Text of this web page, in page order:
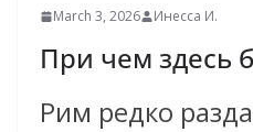
March 3, 2026 Инесса И.
При чем здесь
Рим редко